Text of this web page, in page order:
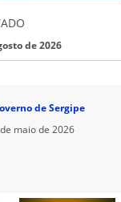
de 2026
de Sergipe
maio de 2026